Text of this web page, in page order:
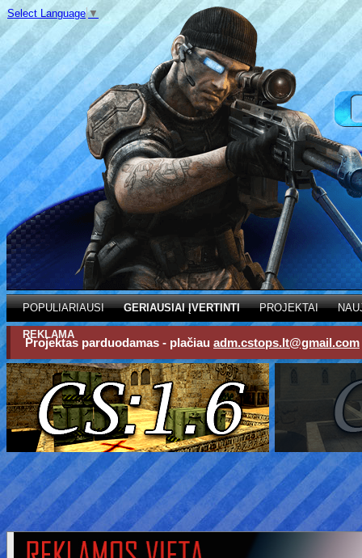
Select Language ▼
POPULIARIAUSI GERIAUSIAI ĮVERTINTI PROJEKTAI
REKLAMA
Projektas parduodamas - plačiau adm.cstops.lt@gmail.com